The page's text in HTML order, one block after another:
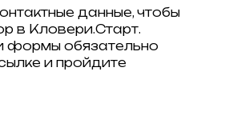
данные, чтобы
в Кловери.Старт.
формы обязательно
и пройдите